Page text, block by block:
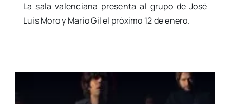
La sala valen­cia­na pre­sen­ta al gru­po de José
Luis Moro y Mario Gil el pró­xi­mo 12 de enero.